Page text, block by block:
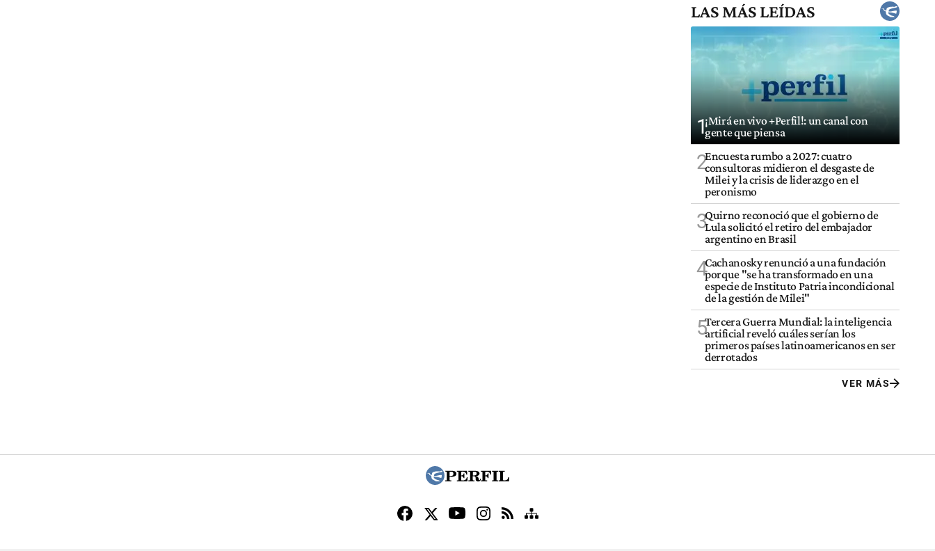
LAS MÁS LEÍDAS
1¡Mirá en vivo +Perfil!: un canal con
gente que piensa
2Encuesta rumbo a 2027: cuatro
consultoras midieron el desgaste de
Milei y la crisis de liderazgo en el
peronismo
3Quirno reconoció que el gobierno de
Lula solicitó el retiro del embajador
argentino en Brasil
4Cachanosky renunció a una fundación
porque "se ha transformado en una
especie de Instituto Patria incondicional
de la gestión de Milei"
5Tercera Guerra Mundial: la inteligencia
artificial reveló cuáles serían los
primeros países latinoamericanos en ser
derrotados
VER MÁS